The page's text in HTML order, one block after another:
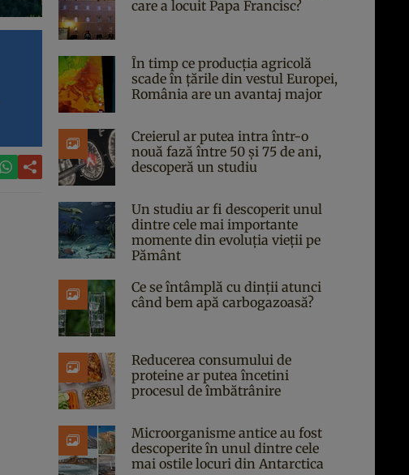
care a locuit Papa Francisc?
În timp ce producția agricolă
scade în țările din vestul Europei,
România are un avantaj major
Creierul ar putea intra într-o
nouă fază între 50 și 75 de ani,
descoperă un studiu
Un studiu ar fi descoperit unul
dintre cele mai importante
momente din evoluția vieții pe
Pământ
Ce se întâmplă cu dinții atunci
când bem apă carbogazoasă?
Reducerea consumului de
proteine ar putea încetini
procesul de îmbătrânire
Microorganisme antice au fost
descoperite în unul dintre cele
mai ostile locuri din Antarctica